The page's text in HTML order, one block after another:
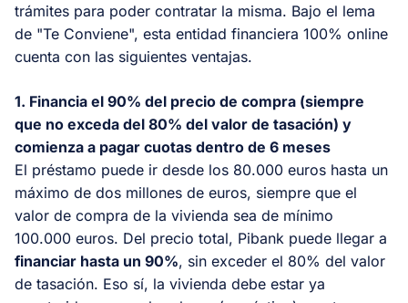
trámites para poder contratar la misma. Bajo el lema
de "Te Conviene", esta entidad financiera 100% online
cuenta con las siguientes ventajas.
1. Financia el 90% del precio de compra (siempre
que no exceda del 80% del valor de tasación) y
comienza a pagar cuotas dentro de 6 meses
El préstamo puede ir desde los 80.000 euros hasta un
máximo de dos millones de euros, siempre que el
valor de compra de la vivienda sea de mínimo
100.000 euros. Del precio total, Pibank puede llegar a
financiar hasta un 90%, sin exceder el 80% del valor
de tasación. Eso sí, la vivienda debe estar ya